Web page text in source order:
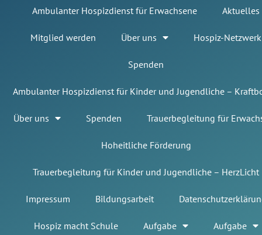
Ambulanter Hospizdienst für Erwachsene Aktuelles
Mitglied werden Über uns Hospiz-Netzwerk
Spenden
Ambulanter Hospizdienst für Kinder und Jugendliche –
Über uns Spenden Trauerbegleitung für
Hoheitliche Förderung
Trauerbegleitung für Kinder und Jugendliche – HerzLicht
Impressum Bildungsarbeit
Hospiz macht Schule Aufgabe Aufgabe